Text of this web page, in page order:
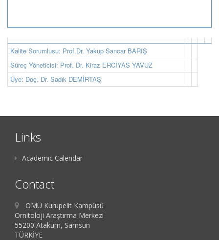
Kalite Sorumlusu: Prof.Dr. Yakup Sancar BARIŞ
Süreç Yöneticisi: Prof. Dr. Kiraz ERCİYAS YAVUZ
Üye: Doç. Dr. Sadık DEMİRTAŞ
Links
Academic Calendar
Contact
OMÜ Kurupelit Kampüsü
Ornitoloji Araştırma Merkezi
55200 Atakum, Samsun
TÜRKİYE